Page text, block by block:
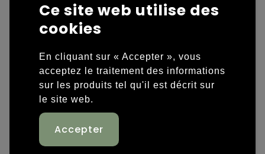
Housses et sacoches ordinateurs portables
Overige tassen
Sacs en papier
Sacs promotionnels
Sacs de voyage
Overige kleding
Polos
Sweaters personnalisés
T-shirts personnalisés
Vestes personnalisées
Ce site web utilise des
cookies
En cliquant sur « Accepter », vous
acceptez le traitement des informations
sur les produits tel qu'il est décrit sur
le site web.